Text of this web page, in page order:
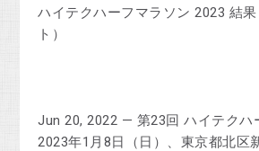
ハイテクハーフマラソン 2023 結
ト）
Jun 20, 2022 — 第23回 ハイテクハ
2023年1月8日（日）、東京都北区